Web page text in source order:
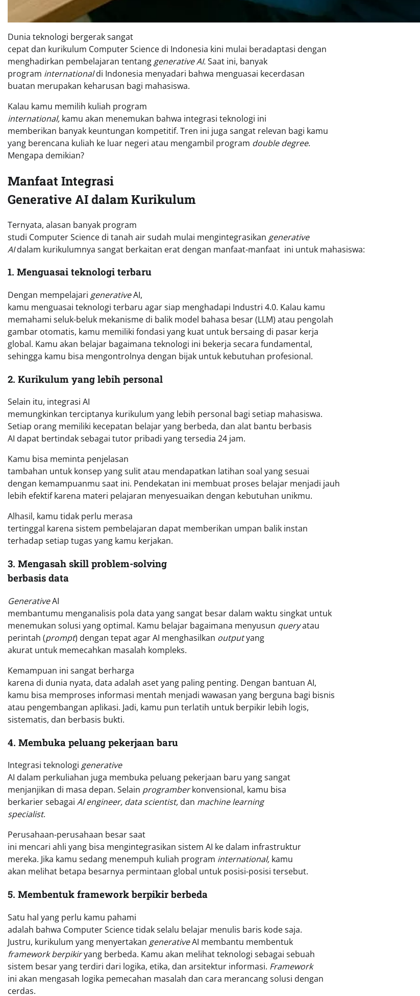
Dunia teknologi bergerak sangat
cepat dan kurikulum Computer Science di Indonesia kini mulai beradaptasi dengan
menghadirkan pembelajaran tentang generative AI.Saat ini, banyak
program internationaldi Indonesia menyadari bahwa menguasai kecerdasan
buatan merupakan keharusan bagi mahasiswa.
Kalau kamu memilih kuliah program
international, kamu akan menemukan bahwa integrasi teknologi ini
memberikan banyak keuntungan kompetitif. Tren ini juga sangat relevan bagi kamu
yang berencana kuliah ke luar negeri atau mengambil program double degree.
Mengapa demikian?
Manfaat Integrasi
Generative AI dalam Kurikulum
Ternyata, alasan banyak program
studi Computer Science di tanah air sudah mulai mengintegrasikan generative
AIdalam kurikulumnya sangat berkaitan erat dengan manfaat-manfaat ini untuk mahasiswa:
1. Menguasai teknologi terbaru
Dengan mempelajari generativeAI,
kamu menguasai teknologi terbaru agar siap menghadapi Industri 4.0. Kalau kamu
memahami seluk-beluk mekanisme di balik model bahasa besar (LLM) atau pengolah
gambar otomatis, kamu memiliki fondasi yang kuat untuk bersaing di pasar kerja
global. Kamu akan belajar bagaimana teknologi ini bekerja secara fundamental,
sehingga kamu bisa mengontrolnya dengan bijak untuk kebutuhan profesional.
2. Kurikulum yang lebih personal
Selain itu, integrasi AI
memungkinkan terciptanya kurikulum yang lebih personal bagi setiap mahasiswa.
Setiap orang memiliki kecepatan belajar yang berbeda, dan alat bantu berbasis
AI dapat bertindak sebagai tutor pribadi yang tersedia 24 jam.
Kamu bisa meminta penjelasan
tambahan untuk konsep yang sulit atau mendapatkan latihan soal yang sesuai
dengan kemampuanmu saat ini. Pendekatan ini membuat proses belajar menjadi jauh
lebih efektif karena materi pelajaran menyesuaikan dengan kebutuhan unikmu.
Alhasil, kamu tidak perlu merasa
tertinggal karena sistem pembelajaran dapat memberikan umpan balik instan
terhadap setiap tugas yang kamu kerjakan.
3. Mengasah skill problem-solving
berbasis data
GenerativeAI
membantumu menganalisis pola data yang sangat besar dalam waktu singkat untuk
menemukan solusi yang optimal. Kamu belajar bagaimana menyusun queryatau
perintah (prompt) dengan tepat agar AI menghasilkan outputyang
akurat untuk memecahkan masalah kompleks.
Kemampuan ini sangat berharga
karena di dunia nyata, data adalah aset yang paling penting. Dengan bantuan AI,
kamu bisa memproses informasi mentah menjadi wawasan yang berguna bagi bisnis
atau pengembangan aplikasi. Jadi, kamu pun terlatih untuk berpikir lebih logis,
sistematis, dan berbasis bukti.
4. Membuka peluang pekerjaan baru
Integrasi teknologi generative
AI dalam perkuliahan juga membuka peluang pekerjaan baru yang sangat
menjanjikan di masa depan. Selain programberkonvensional, kamu bisa
berkarier sebagai AI engineer, data scientist, dan machine learning
specialist.
Perusahaan-perusahaan besar saat
ini mencari ahli yang bisa mengintegrasikan sistem AI ke dalam infrastruktur
mereka. Jika kamu sedang menempuh kuliah program international, kamu
akan melihat betapa besarnya permintaan global untuk posisi-posisi tersebut.
5. Membentuk framework berpikir berbeda
Satu hal yang perlu kamu pahami
adalah bahwa Computer Science tidak selalu belajar menulis baris kode saja.
Justru, kurikulum yang menyertakan generativeAI membantu membentuk
framework berpikiryang berbeda. Kamu akan melihat teknologi sebagai sebuah
sistem besar yang terdiri dari logika, etika, dan arsitektur informasi. Framework
ini akan mengasah logika pemecahan masalah dan cara merancang solusi dengan
cerdas.